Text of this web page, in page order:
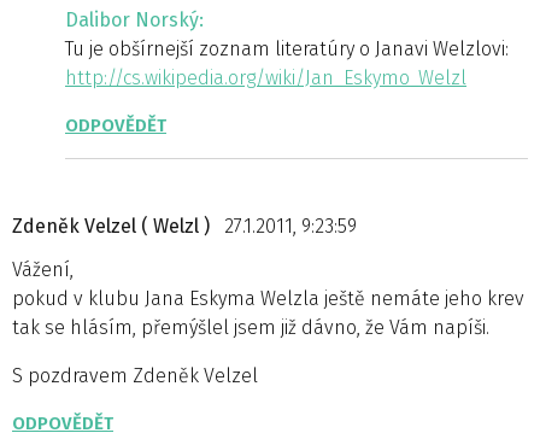
Dalibor Norský:
Tu je obšírnejší zoznam literatúry o Janavi Welzlovi:
http://cs.wikipedia.org/wiki/Jan_Eskymo_Welzl
ODPOVĚDĚT
Zdeněk Velzel ( Welzl )
27.1.2011, 9:23:59
Vážení,
pokud v klubu Jana Eskyma Welzla ještě nemáte jeho krev
tak se hlásím, přemýšlel jsem již dávno, že Vám napíši.
S pozdravem Zdeněk Velzel
ODPOVĚDĚT